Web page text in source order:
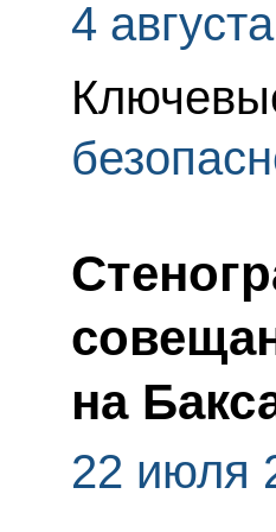
4
на
22 июля